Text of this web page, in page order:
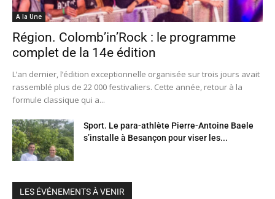
A la Une
Région. Colomb’in’Rock : le programme
complet de la 14e édition
L’an dernier, l’édition exceptionnelle organisée sur trois jours avait
rassemblé plus de 22 000 festivaliers. Cette année, retour à la
formule classique qui a...
Sport. Le para-athlète Pierre-Antoine Baele
s’installe à Besançon pour viser les...
LES ÉVÉNEMENTS À VENIR